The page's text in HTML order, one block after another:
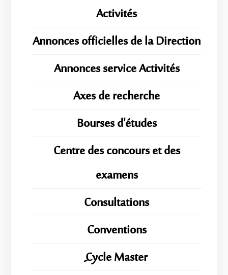
Activités
Annonces officielles de la Direction
Annonces service Activités
Axes de recherche
Bourses d'études
Centre des concours et des
examens
Consultations
Conventions
ِِِCycle Master